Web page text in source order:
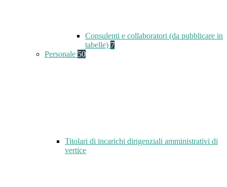
Consulenti e collaboratori (da pubblicare in
tabelle) 7
Personale 50
Titolari di incarichi dirigenziali amministrativi di
vertice